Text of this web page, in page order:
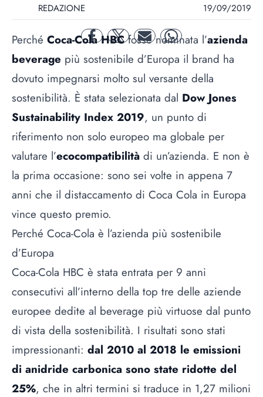
REDAZIONE 19/09/2019
facebooktwitter mail whatsapp
Perché Coca-Cola HBCfosse nominata l’azienda
beverage più sostenibile d’Europa il brand ha
dovuto impegnarsi molto sul versante della
sostenibilità. È stata selezionata dal Dow Jones
Sustainability Index 2019, un punto di
riferimento non solo europeo ma globale per
valutare l’ecocompatibilità di un’azienda. E non è
la prima occasione: sono sei volte in appena 7
anni che il distaccamento di Coca Cola in Europa
vince questo premio.
Perché Coca-Cola è l’azienda più sostenibile
d’Europa
Coca-Cola HBC è stata entrata per 9 anni
consecutivi all’interno della top tre delle aziende
europee dedite al beverage più virtuose dal punto
di vista della sostenibilità. I risultati sono stati
impressionanti: dal 2010 al 2018 le emissioni
di anidride carbonica sono state ridotte del
25%, che in altri termini si traduce in 1,27 milioni